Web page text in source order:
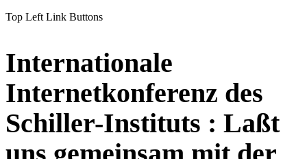
Top Left Link Buttons
Internationale
Internetkonferenz des
Schiller-Instituts : Laßt